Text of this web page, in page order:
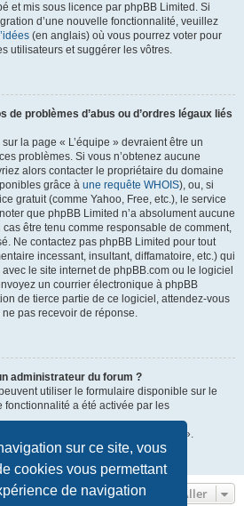
sur ce site, vous
cookies vous permettant
de navigation
et mis sous licence par phpBB Limited. Si
d’une nouvelle fonctionnalité, veuillez
(en anglais) où vous pourrez voter pour
utilisateurs et suggérer les vôtres.
de problèmes d’abus ou d’ordres légaux liés
la page « L’équipe » devraient être un
problèmes. Si vous n’obtenez aucune
alors contacter le propriétaire du domaine
grâce à une requête WHOIS), ou, si
gratuit (comme Yahoo, Free, etc.), le service
que phpBB Limited n’a absolument aucune
être tenu comme responsable de comment,
Ne contactez pas phpBB Limited pour tout
incessant, insultant, diffamatoire, etc.) qui
le site internet de phpBB.com ou le logiciel
un courrier électronique à phpBB
de tierce partie de ce logiciel, attendez-vous
pas recevoir de réponse.
administrateur du forum ?
utiliser le formulaire disponible sur le
fonctionnalité a été activée par les
également utiliser le lien « L’équipe ».
Aller